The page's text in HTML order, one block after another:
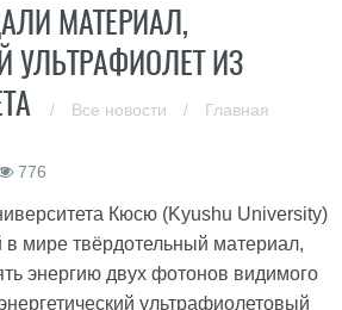
МАТЕРИАЛ,
УЛЬТРАФИОЛЕТ ИЗ
/ Все новости / Главная
776
Кюсю (Kyushu University)
в мире твёрдотельный материал,
энергию двух фотонов видимого
ультрафиолетовый